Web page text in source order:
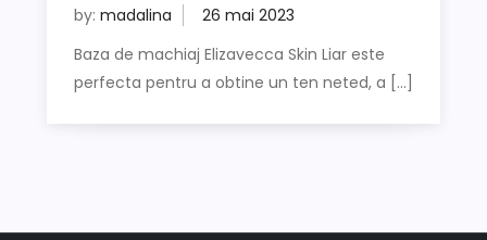
by: madalina
Baza de machiaj Elizavecca Skin Liar este
perfecta pentru a obtine un ten neted, a […]